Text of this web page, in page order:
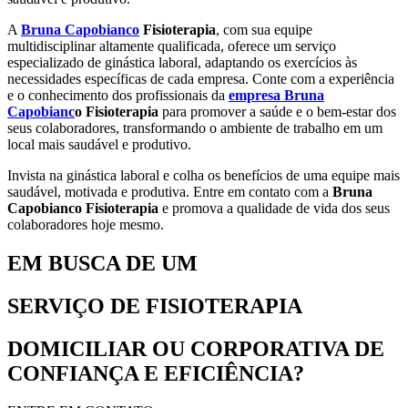
A Bruna Capobianco Fisioterapia, com sua equipe
multidisciplinar altamente qualificada, oferece um serviço
especializado de ginástica laboral, adaptando os exercícios às
necessidades específicas de cada empresa. Conte com a experiência
e o conhecimento dos profissionais da empresa Bruna
Capobianco Fisioterapia para promover a saúde e o bem-estar dos
seus colaboradores, transformando o ambiente de trabalho em um
local mais saudável e produtivo.
Invista na ginástica laboral e colha os benefícios de uma equipe mais
saudável, motivada e produtiva. Entre em contato com a Bruna
Capobianco Fisioterapia e promova a qualidade de vida dos seus
colaboradores hoje mesmo.
EM BUSCA DE UM
SERVIÇO DE FISIOTERAPIA
DOMICILIAR OU CORPORATIVA DE
CONFIANÇA E EFICIÊNCIA?